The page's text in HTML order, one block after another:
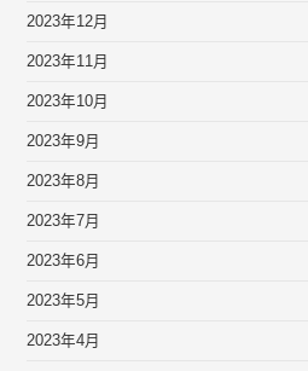
2023年12月
2023年11月
2023年10月
2023年9月
2023年8月
2023年7月
2023年6月
2023年5月
2023年4月